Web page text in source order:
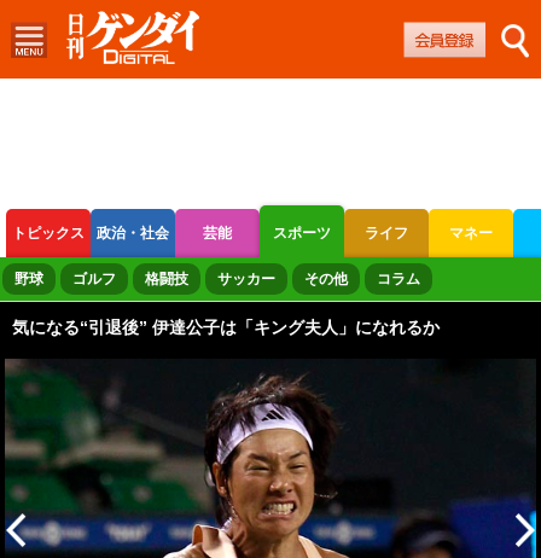
トピックス 政治・社会 芸能 スポーツ ライフ マネー
ボートレース 競輪 オートレース
野球 ゴルフ 格闘技 サッカー その他 コラム
気になる“引退後” 伊達公子は「キング夫人」になれるか